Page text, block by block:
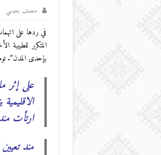
منصف بنعيسي
في ردها على
المتكرر للطبيبة
بإحدى المدن”.
على إثر
ارتأت